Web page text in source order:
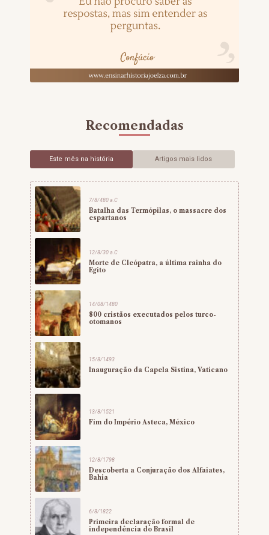
Recomendadas
Este mês na história Artigos mais lidos
7/8/480 a.C
Batalha das Termópilas, o massacre dos
espartanos
12/8/30 a.C
Morte de Cleópatra, a última rainha do
Egito
14/08/1480
800 cristãos executados pelos turco-
otomanos
15/8/1493
Inauguração da Capela Sistina, Vaticano
13/8/1521
Fim do Império Asteca, México
12/8/1798
Descoberta a Conjuração dos Alfaiates,
Bahia
6/8/1822
Primeira declaração formal de
independência do Brasil